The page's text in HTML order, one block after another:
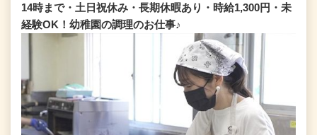
14時まで・土日祝休み・長期休暇あり・時給1,300円・未
経験OK！幼稚園の調理のお仕事♪